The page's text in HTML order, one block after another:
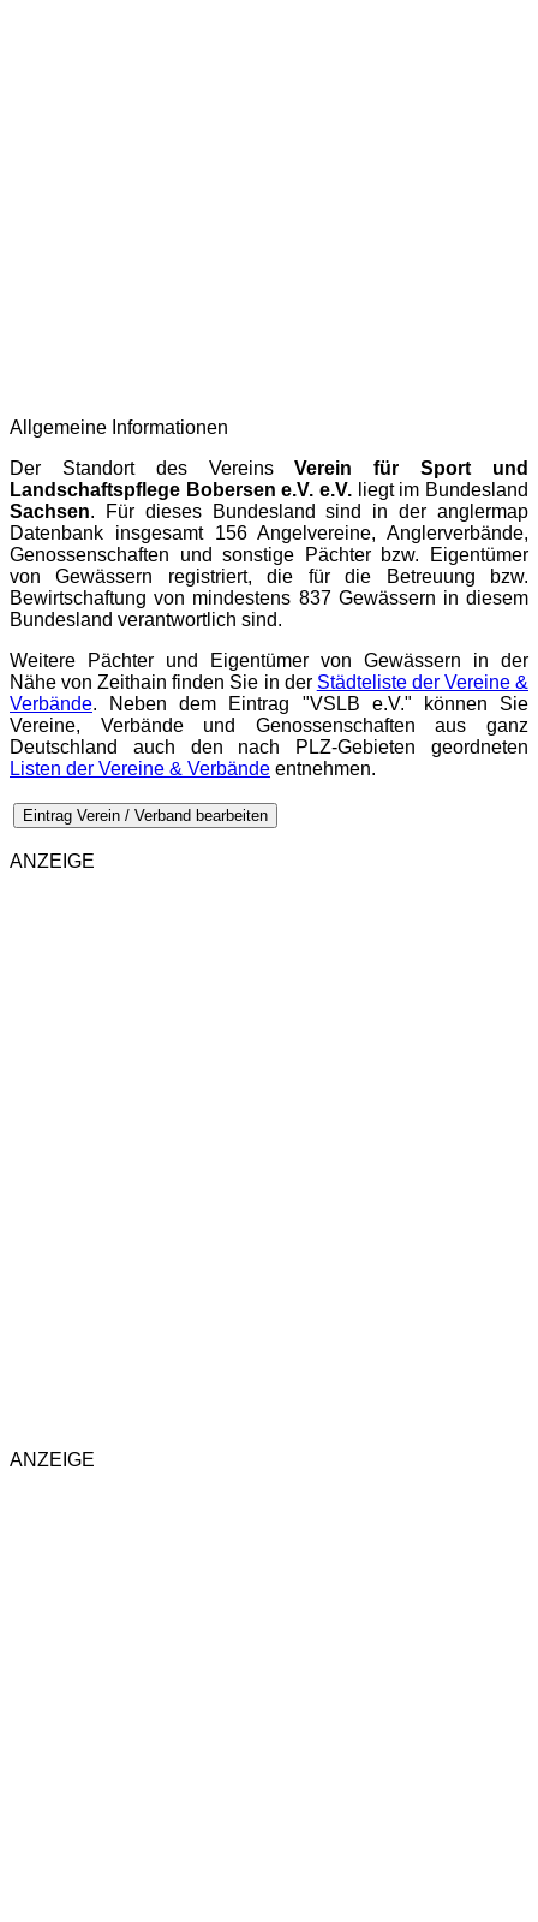
Allgemeine Informationen
Der Standort des VereinsVerein für Sport und
Landschaftspflege Bobersen e.V. e.V. liegt im Bundesland
Sachsen. Für dieses Bundesland sind in der anglermap
Datenbank insgesamt 156 Angelvereine, Anglerverbände,
Genossenschaften und sonstige Pächter bzw. Eigentümer
von Gewässern registriert, die für die Betreuung bzw.
Bewirtschaftung von mindestens 837 Gewässern in diesem
Bundesland verantwortlich sind.
Weitere Pächter und Eigentümer von Gewässern in der
Nähe von Zeithain finden Sie in der Städteliste der Vereine &
Verbände. Neben dem Eintrag "VSLB e.V." können Sie
Vereine, Verbände und Genossenschaften aus ganz
Deutschland auch den nach PLZ-Gebieten geordneten
Listen der Vereine & Verbände entnehmen.
Eintrag Verein / Verband bearbeiten
ANZEIGE
ANZEIGE